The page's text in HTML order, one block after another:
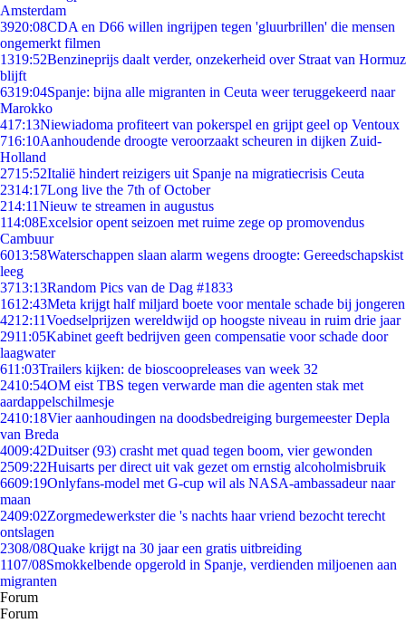
Amsterdam
3920:08CDA en D66 willen ingrijpen tegen 'gluurbrillen' die mensen
ongemerkt filmen
1319:52Benzineprijs daalt verder, onzekerheid over Straat van Hormuz
blijft
6319:04Spanje: bijna alle migranten in Ceuta weer teruggekeerd naar
Marokko
417:13Niewiadoma profiteert van pokerspel en grijpt geel op Ventoux
716:10Aanhoudende droogte veroorzaakt scheuren in dijken Zuid-
Holland
2715:52Italië hindert reizigers uit Spanje na migratiecrisis Ceuta
2314:17Long live the 7th of October
214:11Nieuw te streamen in augustus
114:08Excelsior opent seizoen met ruime zege op promovendus
Cambuur
6013:58Waterschappen slaan alarm wegens droogte: Gereedschapskist
leeg
3713:13Random Pics van de Dag #1833
1612:43Meta krijgt half miljard boete voor mentale schade bij jongeren
4212:11Voedselprijzen wereldwijd op hoogste niveau in ruim drie jaar
2911:05Kabinet geeft bedrijven geen compensatie voor schade door
laagwater
611:03Trailers kijken: de bioscoopreleases van week 32
2410:54OM eist TBS tegen verwarde man die agenten stak met
aardappelschilmesje
2410:18Vier aanhoudingen na doodsbedreiging burgemeester Depla
van Breda
4009:42Duitser (93) crasht met quad tegen boom, vier gewonden
2509:22Huisarts per direct uit vak gezet om ernstig alcoholmisbruik
6609:19Onlyfans-model met G-cup wil als NASA-ambassadeur naar
maan
2409:02Zorgmedewerkster die 's nachts haar vriend bezocht terecht
ontslagen
2308/08Quake krijgt na 30 jaar een gratis uitbreiding
1107/08Smokkelbende opgerold in Spanje, verdienden miljoenen aan
migranten
Forum
Forum